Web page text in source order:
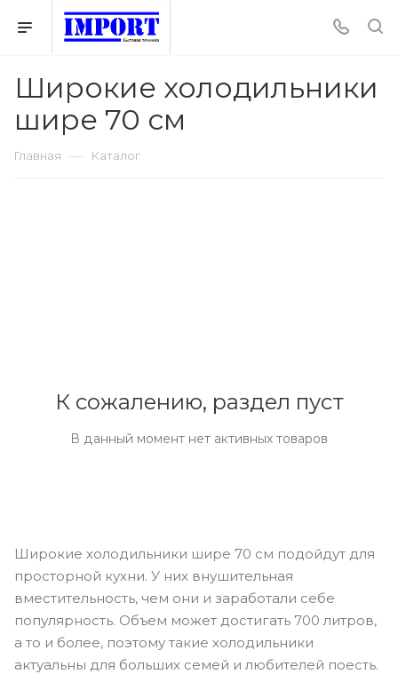
Широкие холодильники
шире 70 см
Главная — Каталог
К сожалению, раздел пуст
В данный момент нет активных товаров
Широкие холодильники шире 70 см подойдут для
просторной кухни. У них внушительная
вместительность, чем они и заработали себе
популярность. Объем может достигать 700 литров,
а то и более, поэтому такие холодильники
актуальны для больших семей и любителей поесть.